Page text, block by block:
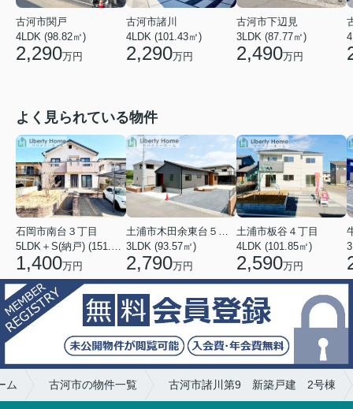
古河市関戸
4LDK (98.82㎡)
2,290万円
古河市諸川
4LDK (101.43㎡)
2,290万円
古河市下辺見
3LDK (87.77㎡)
2,490万円
よく見られている物件
石岡市南台３丁目
1,400万円
土浦市木田余東台５丁目
3LDK (93.57㎡)
2,790万円
土浦市板谷４丁目
4LDK (101.85㎡)
2,590万円
ム 古河市の物件一覧 古河市諸川第9 新築戸建 2号棟